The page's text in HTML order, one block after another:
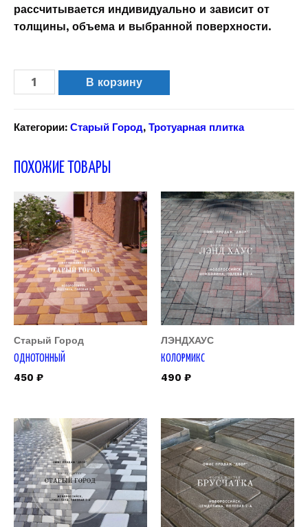
рассчитывается индивидуально и зависит от
толщины, объема и выбранной поверхности.
В корзину
Категории: Старый Город, Тротуарная плитка
ПОХОЖИЕ ТОВАРЫ
Старый Город
ОДНОТОННЫЙ
450 ₽
ЛЭНДХАУС
КОЛОРМИКС
490 ₽